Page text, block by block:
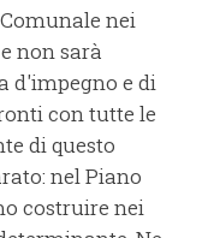
nei
non sarà
d'impegno e di
con tutte le
di questo
nel Piano
costruire nei